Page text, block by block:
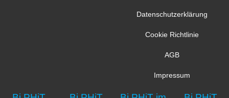
Datenschutzerklärung
Cookie Richtlinie
AGB
Impressum